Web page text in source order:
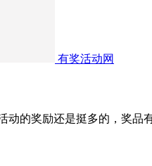
有奖活动网
动的奖励还是挺多的，奖